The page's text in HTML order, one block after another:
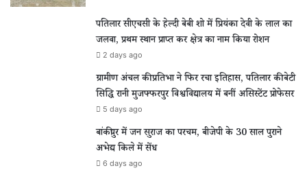
पतिलार सीएचसी के हेल्दी बेबी शो में प्रियंका देवी के लाल का
जलवा, प्रथम स्थान प्राप्त कर क्षेत्र का नाम किया रोशन
2 days ago
ग्रामीण अंचल की प्रतिभा ने फिर रचा इतिहास, पतिलार की बेटी
सिद्धि रानी मुजफ्फरपुर विश्वविद्यालय में बनीं असिस्टेंट प्रोफेसर
5 days ago
बांकीपुर में जन सुराज का परचम, बीजेपी के 30 साल पुराने
अभेद्य किले में सेंध
6 days ago